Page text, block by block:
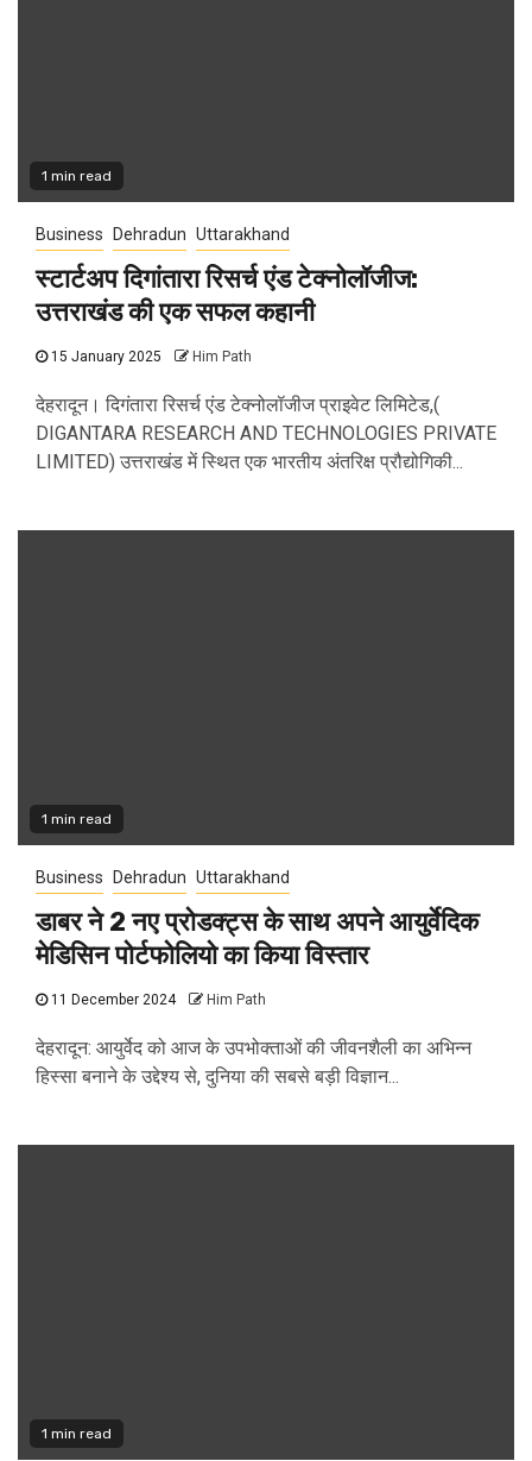
1 min read
Business Dehradun Uttarakhand
स्टार्टअप दिगांतारा रिसर्च एंड टेक्नोलॉजीज:
उत्तराखंड की एक सफल कहानी
15 January 2025 Him Path
देहरादून। दिगंतारा रिसर्च एंड टेक्नोलॉजीज प्राइवेट लिमिटेड,(
DIGANTARA RESEARCH AND TECHNOLOGIES PRIVATE
LIMITED) उत्तराखंड में स्थित एक भारतीय अंतरिक्ष प्रौद्योगिकी...
1 min read
Business Dehradun Uttarakhand
डाबर ने 2 नए प्रोडक्ट्स के साथ अपने आयुर्वेदिक
मेडिसिन पोर्टफोलियो का किया विस्तार
11 December 2024 Him Path
देहरादून: आयुर्वेद को आज के उपभोक्ताओं की जीवनशैली का अभिन्न
हिस्सा बनाने के उद्देश्य से, दुनिया की सबसे बड़ी विज्ञान...
1 min read